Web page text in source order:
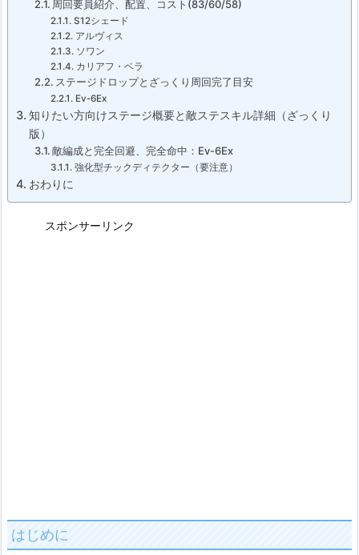
周回要員紹介、配置、コスト(83/60/58)
S12シェード
アルヴィス
ソワン
カリアフ・ベラ
ステージドロップとざっくり周回完了目安
Ev-6Ex
知りたい方向けステージ概要と敵ステスキル詳細（ざっくり
版）
敵編成と完全回避、完全命中：Ev-6Ex
強化型チックディテクター（要注意）
おわりに
スポンサーリンク
はじめに